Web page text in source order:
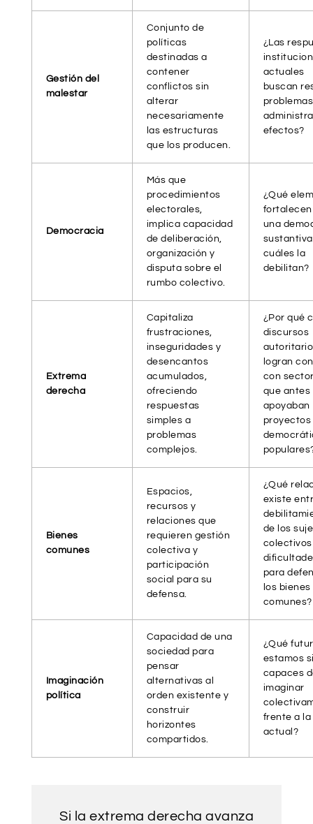
Gestión del
malestar
Conjunto de
políticas
destinadas a
contener
conflictos sin
alterar
necesariamente
las estructuras
que los producen.
¿Las
actuales
buscan
efectos?
Democracia
Más que
procedimientos
electorales,
implica capacidad
de deliberación,
organización y
disputa sobre el
rumbo colectivo.
¿Qué
fortalecen
una
cuáles la
debilitan?
Extrema
derecha
Capitaliza
frustraciones,
inseguridades y
desencantos
acumulados,
ofreciendo
respuestas
simples a
problemas
complejos.
¿Por qué
discursos
logran
con
que antes
apoyaban
proyectos
Bienes
comunes
Espacios,
recursos y
relaciones que
requieren gestión
colectiva y
participación
social para su
defensa.
¿Qué
existe
de los
colectivos
para
los bienes
comunes?
Imaginación
política
Capacidad de una
sociedad para
pensar
alternativas al
orden existente y
construir
horizontes
compartidos.
¿Qué
estamos
capaces
imaginar
frente a
actual?
Si la extrema derecha avanza